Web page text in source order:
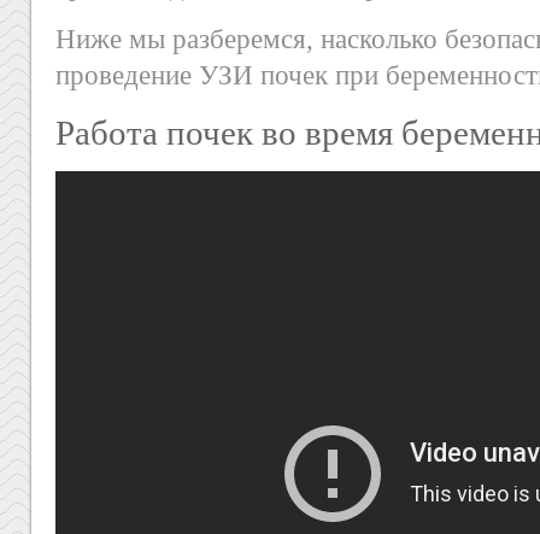
Ниже мы разберемся, насколько
проведение УЗИ почек при
Работа почек во время